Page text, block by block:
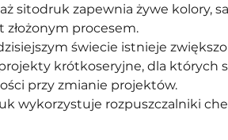
sitodruk zapewnia żywe kolory,
złożonym procesem.
świecie istnieje
krótkoseryjne, dla których
przy zmianie projektów.
wykorzystuje rozpuszczalniki